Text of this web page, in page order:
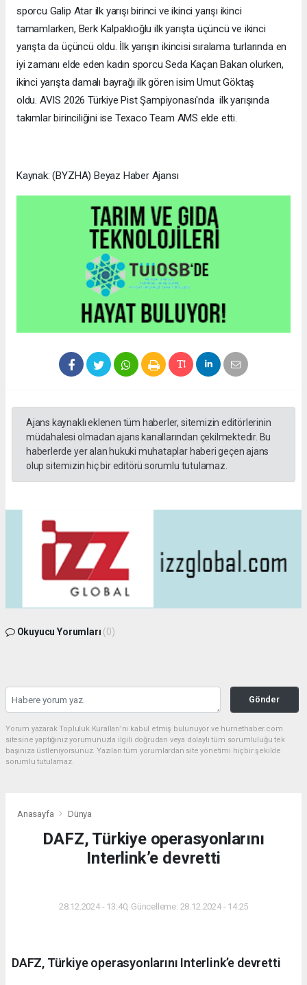
sporcu Galip Atar ilk yarışı birinci ve ikinci yarışı ikinci
tamamlarken, Berk Kalpaklıoğlu ilk yarışta üçüncü ve ikinci
yarışta da üçüncü oldu. İlk yarışın ikincisi sıralama turlarında en
iyi zamanı elde eden kadın sporcu Seda Kaçan Bakan olurken,
ikinci yarışta damalı bayrağı ilk gören isim Umut Göktaş
oldu. AVIS 2026 Türkiye Pist Şampiyonası'nda ilk yarışında
takımlar birinciliğini ise Texaco Team AMS elde etti.
Kaynak: (BYZHA) Beyaz Haber Ajansı
Ajans kaynaklı eklenen tüm haberler, sitemizin editörlerinin
müdahalesi olmadan ajans kanallarından çekilmektedir. Bu
haberlerde yer alan hukuki muhataplar haberi geçen ajans
olup sitemizin hiç bir editörü sorumlu tutulamaz.
Okuyucu Yorumları (0)
Gönder
Yorum yazarak Topluluk Kuralları’nı kabul etmiş bulunuyor ve hurnethaber.com
sitesine yaptığınız yorumunuzla ilgili doğrudan veya dolaylı tüm sorumluluğu tek
başınıza üstleniyorsunuz. Yazılan tüm yorumlardan site yönetimi hiçbir şekilde
sorumlu tutulamaz.
Anasayfa Dünya
DAFZ, Türkiye operasyonlarını
Interlink’e devretti
28.12.2024 - 13:40, Güncelleme: 28.12.2024 - 14:25
DAFZ, Türkiye operasyonlarını Interlink’e devretti